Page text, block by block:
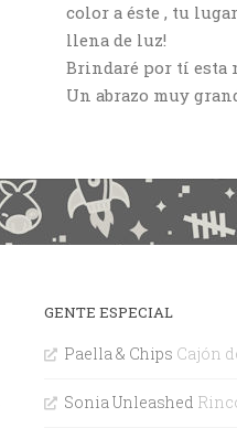
color a éste , tu
llena de luz!
Brindaré por tí esta
Un abrazo muy
GENTE ESPECIAL
Paella & Chips Cajón
Sonia Unleashed